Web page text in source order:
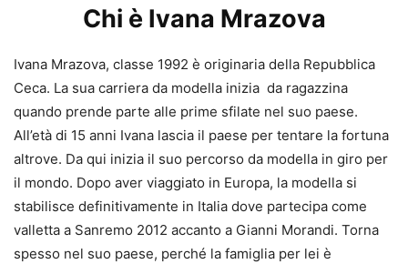
Chi è Ivana Mrazova
Ivana Mrazova, classe 1992 è originaria della Repubblica
Ceca. La sua carriera da modella inizia da ragazzina
quando prende parte alle prime sfilate nel suo paese.
All’età di 15 anni Ivana lascia il paese per tentare la fortuna
altrove. Da qui inizia il suo percorso da modella in giro per
il mondo. Dopo aver viaggiato in Europa, la modella si
stabilisce definitivamente in Italia dove partecipa come
valletta a Sanremo 2012 accanto a Gianni Morandi. Torna
spesso nel suo paese, perché la famiglia per lei è